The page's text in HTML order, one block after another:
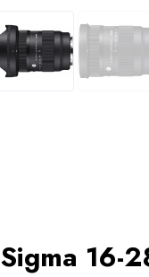
Sigma 16-